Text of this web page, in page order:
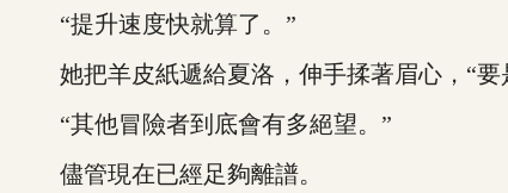
“提升速度快就算了。”
她把羊皮紙遞給夏洛，伸手揉著眉心，“要
“其他冒險者到底會有多絕望。”
儘管現在已經足夠離譜。